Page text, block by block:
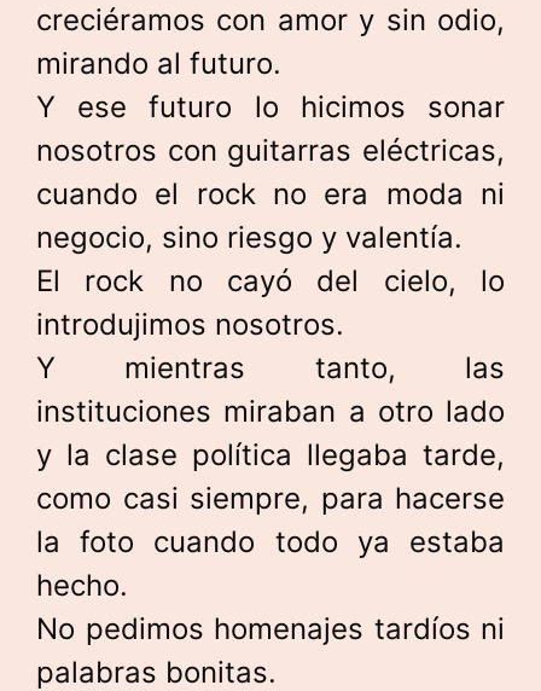
creciéramos con amor y sin odio,
mirando al futuro.
Y ese futuro lo hicimos sonar
nosotros con guitarras eléctricas,
cuando el rock no era moda ni
negocio, sino riesgo y valentía.
El rock no cayó del cielo, lo
introdujimos nosotros.
Y mientras tanto, las
instituciones miraban a otro lado
y la clase política llegaba tarde,
como casi siempre, para hacerse
la foto cuando todo ya estaba
hecho.
No pedimos homenajes tardíos ni
palabras bonitas.